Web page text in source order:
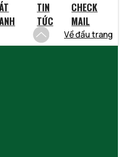
TIN
TỨC
CHECK
MAIL
Về đầu trang